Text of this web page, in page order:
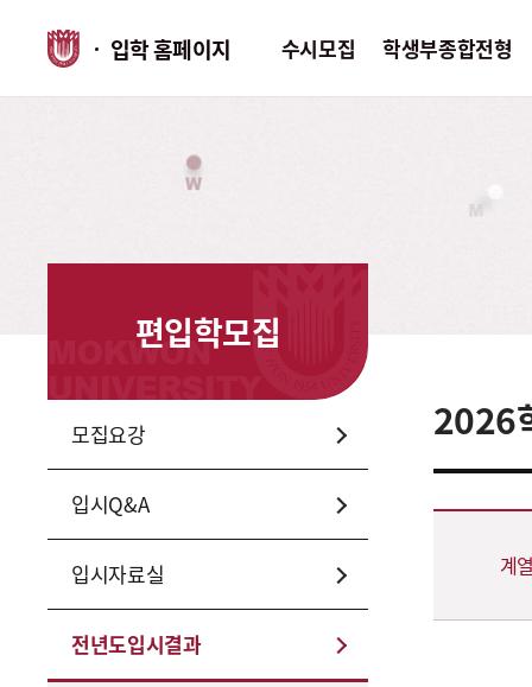
입학 홈페이지 수시모집
미술실기고사
면접고사 기출문제
입시Q&A
전년도입시결과
신입학 전형계획
주요사항
학생부종합전형
모집요강
입시자료실
편입학모집
모집요강
입시Q&A
입시자료실
전년도입시결과
2026
편입학 2026학년도 전년도 입시결과- 계열,대학,학과(부),전공,일반편입(모집인원,지원인원,경쟁률) 정보제공
계